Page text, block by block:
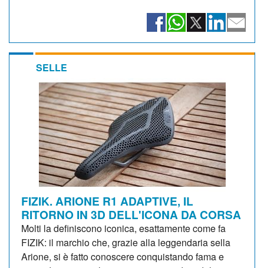
SELLE
FIZIK. ARIONE R1 ADAPTIVE, IL
RITORNO IN 3D DELL'ICONA DA CORSA
Molti la definiscono iconica, esattamente come fa
FIZIK: il marchio che, grazie alla leggendaria sella
Arione, si è fatto conoscere conquistando fama e